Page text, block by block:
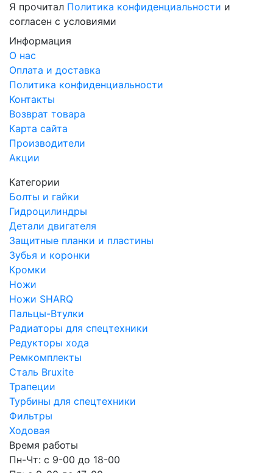
Я прочитал Политика конфиденциальности и
согласен с условиями
Информация
О нас
Оплата и доставка
Политика конфиденциальности
Контакты
Возврат товара
Карта сайта
Производители
Акции
Категории
Болты и гайки
Гидроцилиндры
Детали двигателя
Защитные планки и пластины
Зубья и коронки
Кромки
Ножи
Ножи SHARQ
Пальцы-Втулки
Радиаторы для спецтехники
Редукторы хода
Ремкомплекты
Сталь Bruxite
Трапеции
Турбины для спецтехники
Фильтры
Ходовая
Время работы
Пн-Чт: с 9-00 до 18-00